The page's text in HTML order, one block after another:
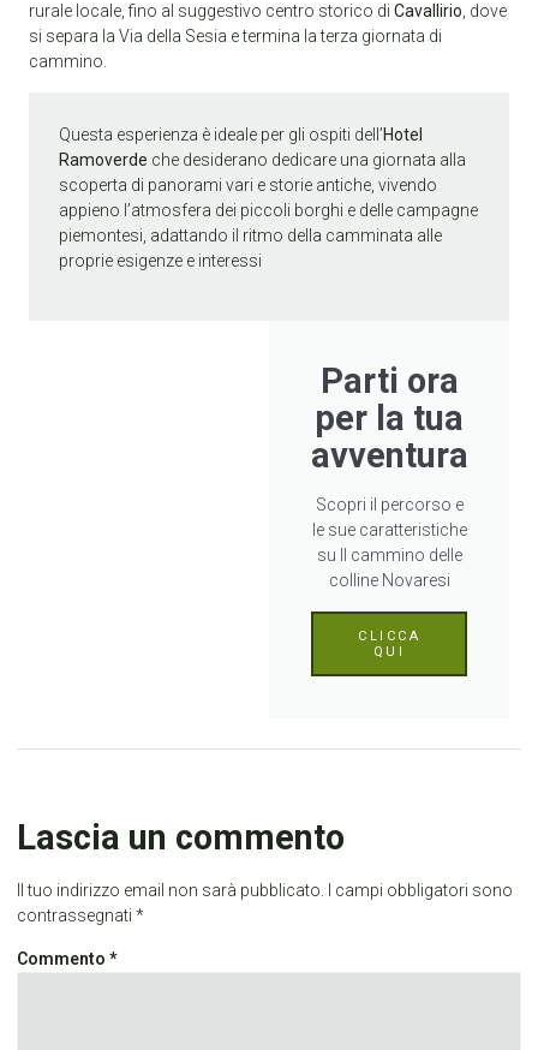
rurale locale, fino al suggestivo centro storico di Cavallirio, dove
si separa la Via della Sesia e termina la terza giornata di
cammino.
Questa esperienza è ideale per gli ospiti dell’Hotel
Ramoverde che desiderano dedicare una giornata alla
scoperta di panorami vari e storie antiche, vivendo
appieno l’atmosfera dei piccoli borghi e delle campagne
piemontesi, adattando il ritmo della camminata alle
proprie esigenze e interessi
Parti ora
per la tua
avventura
Scopri il percorso e
le sue caratteristiche
su Il cammino delle
colline Novaresi
CLICCA
QUI
Lascia un commento
Il tuo indirizzo email non sarà pubblicato.
I campi obbligatori sono
contrassegnati *
Commento *